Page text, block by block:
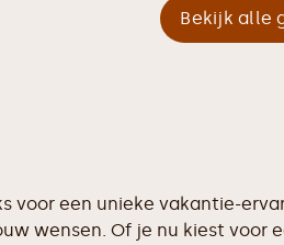
Bekijk alle
een unieke vakantie-
wensen. Of je nu kiest voor